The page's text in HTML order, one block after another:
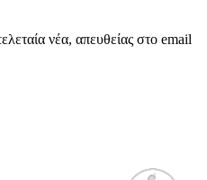
νέα, απευθείας στο email